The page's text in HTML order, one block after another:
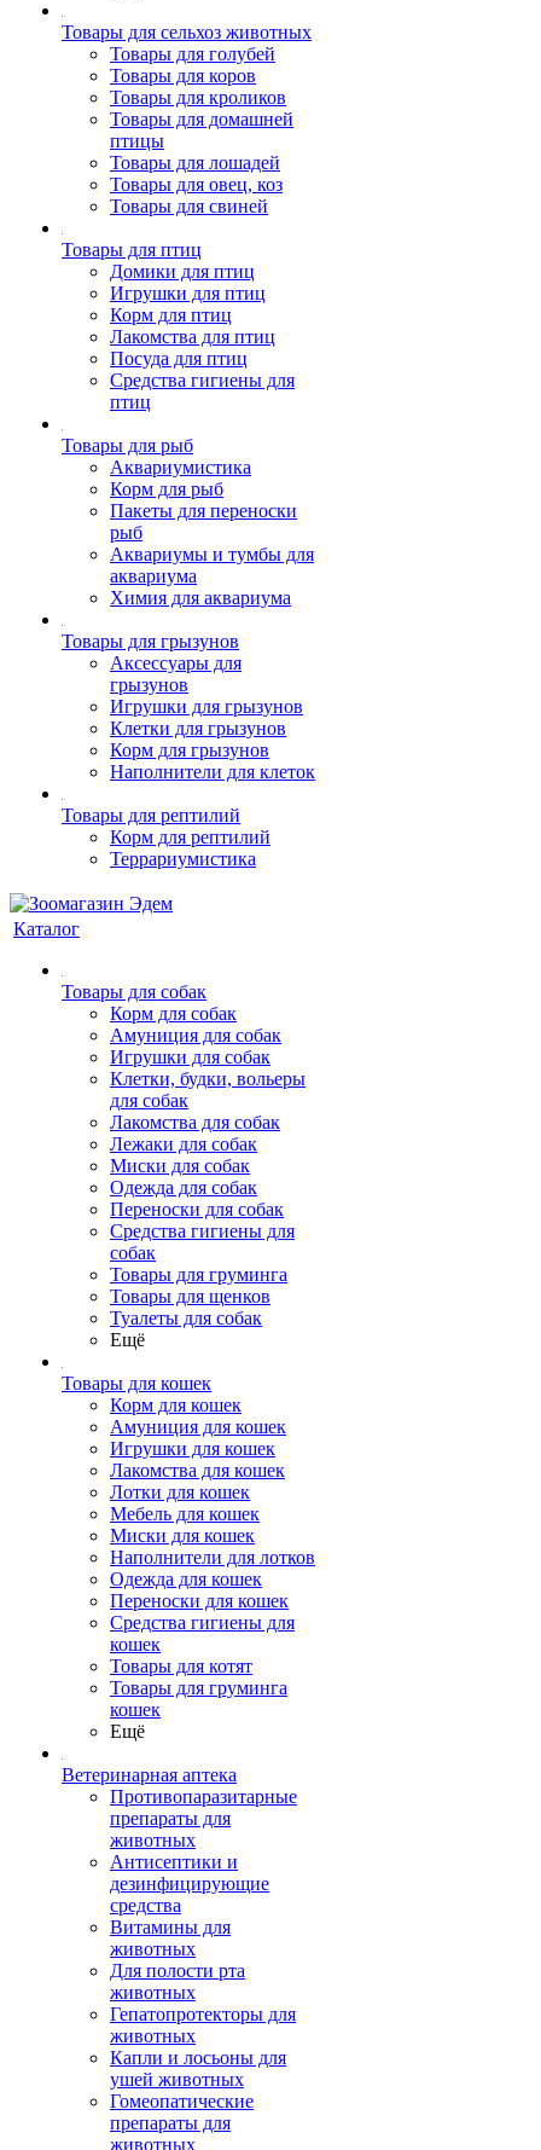
Товары для сельхоз животных
Товары для голубей
Товары для коров
Товары для кроликов
Товары для домашней
птицы
Товары для лошадей
Товары для овец, коз
Товары для свиней
Товары для птиц
Домики для птиц
Игрушки для птиц
Корм для птиц
Лакомства для птиц
Посуда для птиц
Средства гигиены для
птиц
Товары для рыб
Аквариумистика
Корм для рыб
Пакеты для переноски
рыб
Аквариумы и тумбы для
аквариума
Химия для аквариума
Товары для грызунов
Аксессуары для
грызунов
Игрушки для грызунов
Клетки для грызунов
Корм для грызунов
Наполнители для клеток
Товары для рептилий
Корм для рептилий
Террариумистика
Каталог
Товары для собак
Корм для собак
Амуниция для собак
Игрушки для собак
Клетки, будки, вольеры
для собак
Лакомства для собак
Лежаки для собак
Миски для собак
Одежда для собак
Переноски для собак
Средства гигиены для
собак
Товары для груминга
Товары для щенков
Туалеты для собак
Ещё
Товары для кошек
Корм для кошек
Амуниция для кошек
Игрушки для кошек
Лакомства для кошек
Лотки для кошек
Мебель для кошек
Миски для кошек
Наполнители для лотков
Одежда для кошек
Переноски для кошек
Средства гигиены для
кошек
Товары для котят
Товары для груминга
кошек
Ещё
Ветеринарная аптека
Противопаразитарные
препараты для
животных
Антисептики и
дезинфицирующие
средства
Витамины для
животных
Для полости рта
животных
Гепатопротекторы для
животных
Капли и лосьоны для
ушей животных
Гомеопатические
препараты для
животных